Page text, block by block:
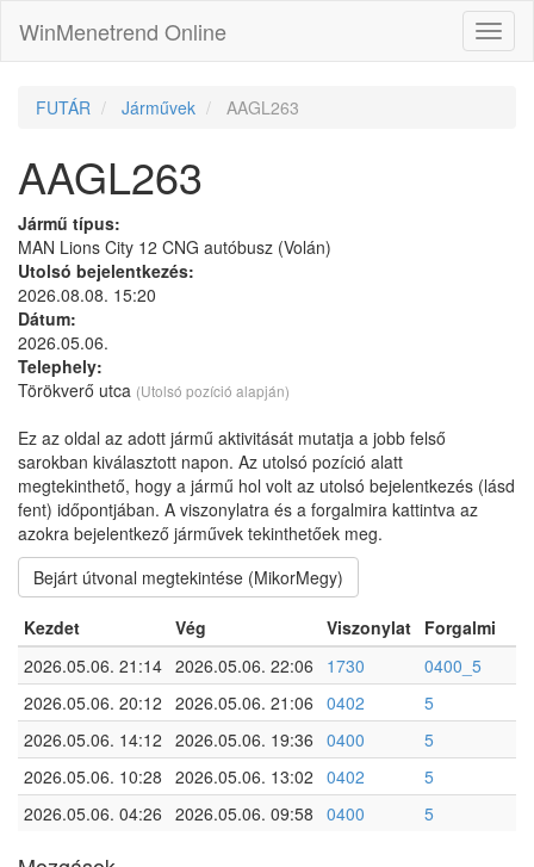
WinMenetrend Online
FUTÁR Járművek AAGL263
AAGL263
Jármű típus:
MAN Lions City 12 CNG autóbusz (Volán)
Utolsó bejelentkezés:
2026.08.08. 15:20
Dátum:
2026.05.06.
Telephely:
Törökverő utca (Utolsó pozíció alapján)
Ez az oldal az adott jármű aktivitását mutatja a jobb felső
sarokban kiválasztott napon. Az utolsó pozíció alatt
megtekinthető, hogy a jármű hol volt az utolsó bejelentkezés (lásd
fent) időpontjában. A viszonylatra és a forgalmira kattintva az
azokra bejelentkező járművek tekinthetőek meg.
Bejárt útvonal megtekintése (MikorMegy)
Kezdet Vég Viszonylat Forgalmi
2026.05.06. 21:14 2026.05.06. 22:06 1730
0400_5
2026.05.06. 20:12 2026.05.06. 21:06 0402
5
2026.05.06. 14:12 2026.05.06. 19:36 0400
5
2026.05.06. 10:28 2026.05.06. 13:02 0402
5
2026.05.06. 04:26 2026.05.06. 09:58 0400 5